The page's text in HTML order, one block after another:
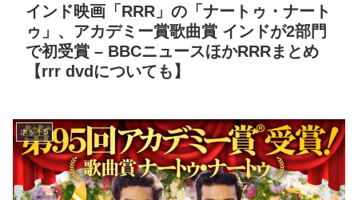
インド映画「RRR」の「ナートゥ・ナート
ゥ」、アカデミー賞歌曲賞 インドが2部門
で初受賞 – BBCニュースほかRRRまとめ
【rrr dvdについても】
ホット5